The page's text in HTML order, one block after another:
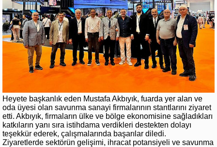
Heyete başkanlık eden Mustafa Akbıyık, fuarda yer alan ve
oda üyesi olan savunma sanayi firmalarının stantlarını ziyaret
etti. Akbıyık, firmaların ülke ve bölge ekonomisine sağladıkları
katkıların yanı sıra istihdama verdikleri destekten dolayı
teşekkür ederek, çalışmalarında başarılar diledi.
Ziyaretlerde sektörün gelişimi, ihracat potansiyeli ve savunma